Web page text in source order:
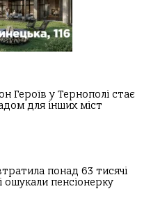
Героїв у Тернополі стає
для інших міст
понад 63 тисячі
ошукали пенсіонерку